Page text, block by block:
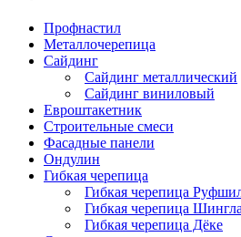
Профнастил
Металлочерепица
Сайдинг
Сайдинг металлический
Сайдинг виниловый
Евроштакетник
Строительные смеси
Фасадные панели
Ондулин
Гибкая черепица
Гибкая черепица
Гибкая черепица
Гибкая черепица Дёке